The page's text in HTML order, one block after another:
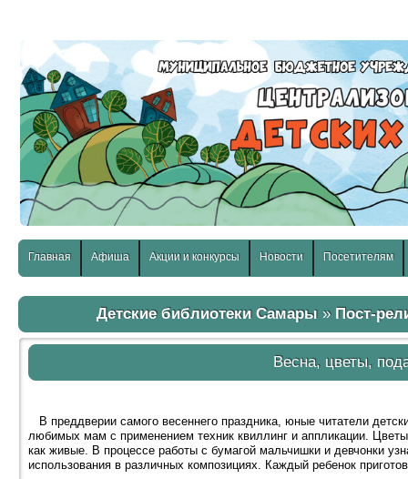
Главная Афиша Акции и конкурсы Новости Посетителям
Детские библиотеки Самары» Пост-
Весна, цветы,
В преддверии самого весеннего праздника, юные читатели
любимых мам с применением техник квиллинг и аппликации.
как живые. В процессе работы с бумагой мальчишки и девчонки
использования в различных композициях. Каждый ребенок